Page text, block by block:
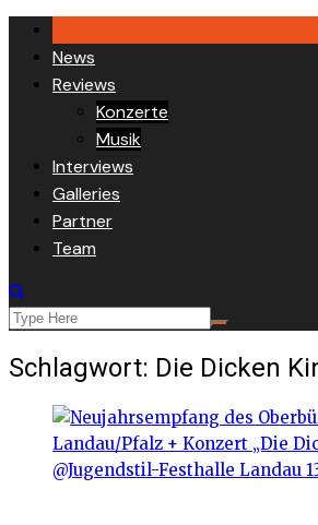
Skip
content
News
Reviews
Konzerte
Musik
Interviews
Galleries
Partner
Team
Schlagwort: Die Dicken